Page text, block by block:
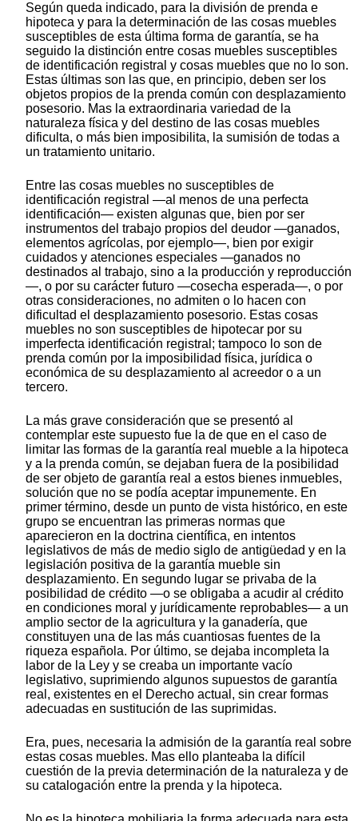
Según queda indicado, para la división de prenda e
hipoteca y para la determinación de las cosas muebles
susceptibles de esta última forma de garantía, se ha
seguido la distinción entre cosas muebles susceptibles
de identificación registral y cosas muebles que no lo son.
Estas últimas son las que, en principio, deben ser los
objetos propios de la prenda común con desplazamiento
posesorio. Mas la extraordinaria variedad de la
naturaleza física y del destino de las cosas muebles
dificulta, o más bien imposibilita, la sumisión de todas a
un tratamiento unitario.
Entre las cosas muebles no susceptibles de
identificación registral —al menos de una perfecta
identificación— existen algunas que, bien por ser
instrumentos del trabajo propios del deudor —ganados,
elementos agrícolas, por ejemplo—, bien por exigir
cuidados y atenciones especiales —ganados no
destinados al trabajo, sino a la producción y reproducción
—, o por su carácter futuro —cosecha esperada—, o por
otras consideraciones, no admiten o lo hacen con
dificultad el desplazamiento posesorio. Estas cosas
muebles no son susceptibles de hipotecar por su
imperfecta identificación registral; tampoco lo son de
prenda común por la imposibilidad física, jurídica o
económica de su desplazamiento al acreedor o a un
tercero.
La más grave consideración que se presentó al
contemplar este supuesto fue la de que en el caso de
limitar las formas de la garantía real mueble a la hipoteca
y a la prenda común, se dejaban fuera de la posibilidad
de ser objeto de garantía real a estos bienes inmuebles,
solución que no se podía aceptar impunemente. En
primer término, desde un punto de vista histórico, en este
grupo se encuentran las primeras normas que
aparecieron en la doctrina científica, en intentos
legislativos de más de medio siglo de antigüedad y en la
legislación positiva de la garantía mueble sin
desplazamiento. En segundo lugar se privaba de la
posibilidad de crédito —o se obligaba a acudir al crédito
en condiciones moral y jurídicamente reprobables— a un
amplio sector de la agricultura y la ganadería, que
constituyen una de las más cuantiosas fuentes de la
riqueza española. Por último, se dejaba incompleta la
labor de la Ley y se creaba un importante vacío
legislativo, suprimiendo algunos supuestos de garantía
real, existentes en el Derecho actual, sin crear formas
adecuadas en sustitución de las suprimidas.
Era, pues, necesaria la admisión de la garantía real sobre
estas cosas muebles. Mas ello planteaba la difícil
cuestión de la previa determinación de la naturaleza y de
su catalogación entre la prenda y la hipoteca.